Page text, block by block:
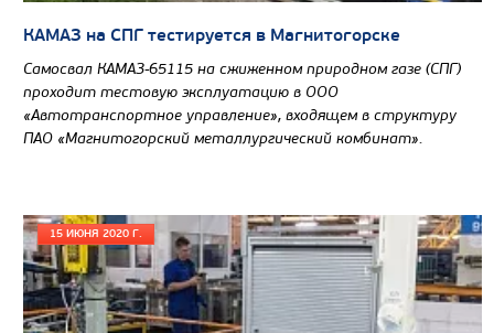
Цена по запросу
Производитель
Экологический класс
Узнать цену
КАМАЗ на СПГ тестируется в Магнитогорске
Самосвал КАМАЗ-65115 на сжиженном природном газе (СПГ)
проходит тестовую эксплуатацию в ООО
«Автотранспортное управление», входящем в структуру
ПАО «Магнитогорский металлургический комбинат».
15 ИЮНЯ 2020 Г.